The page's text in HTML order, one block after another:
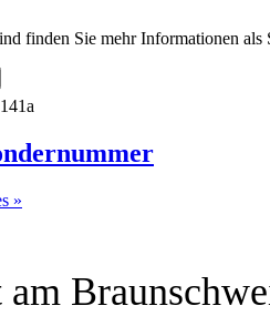
finden Sie mehr Informationen
»
am